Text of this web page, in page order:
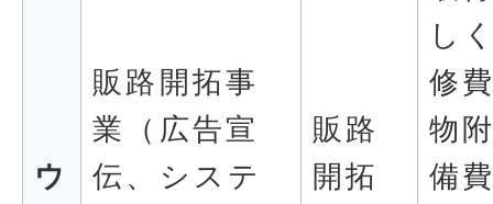
ウ
販路開拓事
業（広告宣
伝、システ
販路
開拓
し
修
物
備